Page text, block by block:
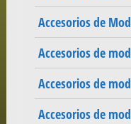
Accesorios de
Accesorios de
Accesorios de
Accesorios de